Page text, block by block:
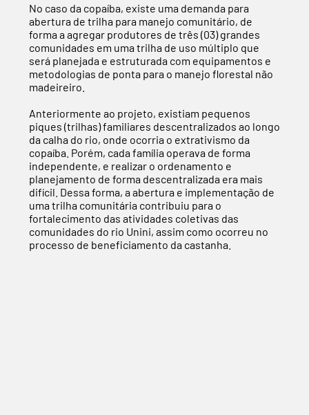
No caso da copaíba, existe uma demanda para
abertura de trilha para manejo comunitário, de
forma a agregar produtores de três (03) grandes
comunidades em uma trilha de uso múltiplo que
será planejada e estruturada com equipamentos e
metodologias de ponta para o manejo florestal não
madeireiro.
Anteriormente ao projeto, existiam pequenos
piques (trilhas) familiares descentralizados ao longo
da calha do rio, onde ocorria o extrativismo da
copaíba. Porém, cada família operava de forma
independente, e realizar o ordenamento e
planejamento de forma descentralizada era mais
difícil. Dessa forma, a abertura e implementação de
uma trilha comunitária contribuiu para o
fortalecimento das atividades coletivas das
comunidades do rio Unini, assim como ocorreu no
processo de beneficiamento da castanha.